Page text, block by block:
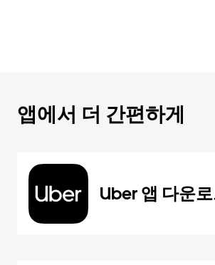
앱에서 더 간편하게
Uber 앱 다운